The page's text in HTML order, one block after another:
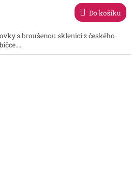
Do košíku
s broušenou sklenicí z českého